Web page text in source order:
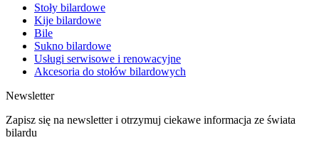
Stoły bilardowe
Kije bilardowe
Bile
Sukno bilardowe
Usługi serwisowe i renowacyjne
Akcesoria do stołów bilardowych
Newsletter
Zapisz się na newsletter i otrzymuj ciekawe informacja ze świata
bilardu